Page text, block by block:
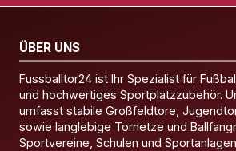
ÜBER UNS
Fussballtor24 ist Ihr Spezialist für
und hochwertiges Sportplatzzubehör.
umfasst stabile Großfeldtore,
sowie langlebige Tornetze und
Sportvereine, Schulen und